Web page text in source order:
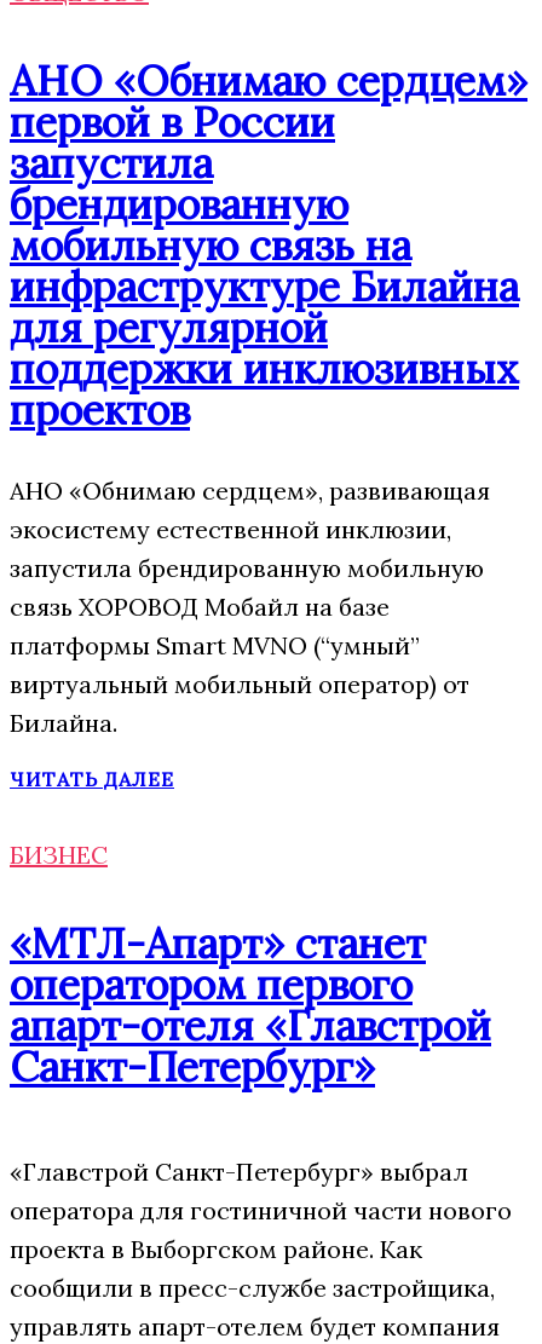
АНО «Обнимаю сердцем»
первой в России
запустила
брендированную
мобильную связь на
инфраструктуре Билайна
для регулярной
поддержки инклюзивных
проектов
АНО «Обнимаю сердцем», развивающая
экосистему естественной инклюзии,
запустила брендированную мобильную
связь ХОРОВОД Мобайл на базе
платформы Smart MVNO (“умный”
виртуальный мобильный оператор) от
Билайна.
ЧИТАТЬ ДАЛЕЕ
БИЗНЕС
«МТЛ-Апарт» станет
оператором первого
апарт-отеля «Главстрой
Санкт-Петербург»
«Главстрой Санкт-Петербург» выбрал
оператора для гостиничной части нового
проекта в Выборгском районе. Как
сообщили в пресс-службе застройщика,
управлять апарт-отелем будет компания